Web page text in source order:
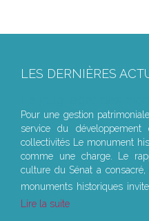
LES DERNIÈRES
Pour une gestion
service du
collectivités Le monument
comme une charge. Le
culture du Sénat a
monuments historiques
Lire la suite